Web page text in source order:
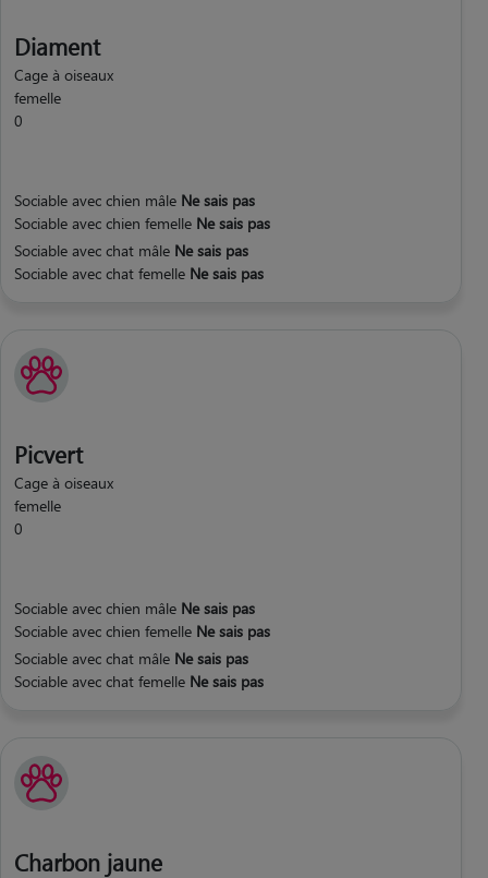
Diament
Cage à oiseaux
femelle
0
Sociable avec chien mâle Ne sais pas
Sociable avec chien femelle Ne sais pas
Sociable avec chat mâle Ne sais pas
Sociable avec chat femelle Ne sais pas
Picvert
Cage à oiseaux
femelle
0
Sociable avec chien mâle Ne sais pas
Sociable avec chien femelle Ne sais pas
Sociable avec chat mâle Ne sais pas
Sociable avec chat femelle Ne sais pas
Charbon jaune